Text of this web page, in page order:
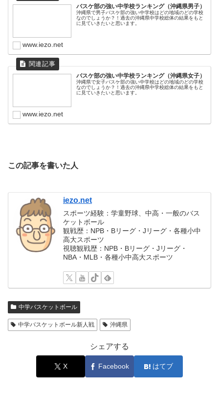
バスケ部の強い中学校ランキング（沖縄県男子）
沖縄県で男子バスケ部の強い中学校はどの地域のどの学校
なのでしょうか？！過去の沖縄県中学校総体の結果をもと
に見ていきたいと思います。
www.iezo.net
バスケ部の強い中学校ランキング（沖縄県女子）
沖縄県で女子バスケ部の強い中学校はどの地域のどの学校
なのでしょうか？！過去の沖縄県中学校総体の結果をもと
に見ていきたいと思います。
www.iezo.net
この記事を書いた人
iezo.net
スポーツ経験：学童野球、中高・一般のバス
ケットボール
観戦歴：NPB・Bリーグ・Jリーグ・各種小中
高大スポーツ
視聴観戦歴：NPB・Bリーグ・Jリーグ・
NBA・MLB・各種小中高大スポーツ
中学バスケットボール
中学バスケットボール新人戦 沖縄県
シェアする
X Facebook はてブ